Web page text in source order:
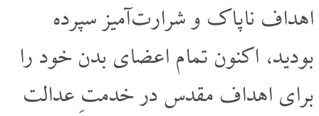
اهداف ناپاک و شرارت آمیز سپرده
بودید، اکنون تمام اعضای بدن خود را
برای اهداف مقدس در خدمتِ عدالت